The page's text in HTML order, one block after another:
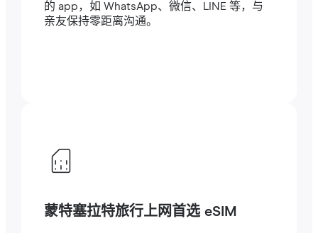
的 app，如 WhatsApp、微信、LINE 等，与
亲友保持零距离沟通。
蒙特塞拉特旅行上网首选 eSIM